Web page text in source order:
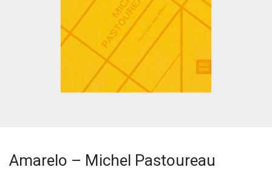
Amarelo – Michel Pastoureau